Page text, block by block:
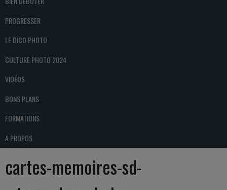
PROGRESSER
LE DICO PHOTO
CULTURE PHOTO 2024
VIDÉOS
BONS PLANS
FORMATIONS
A PROPOS
cartes-memoires-sd-